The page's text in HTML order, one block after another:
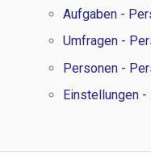
Aufgaben -
Umfragen -
Personen -
Einstellungen